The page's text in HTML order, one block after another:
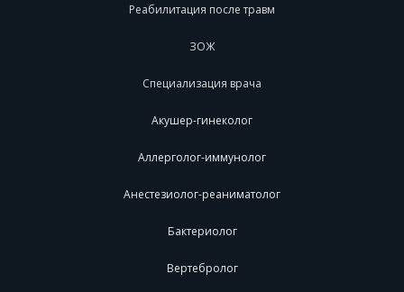
Реабилитация после травм
ЗОЖ
Специализация врача
Акушер-гинеколог
Аллерголог-иммунолог
Анестезиолог-реаниматолог
Бактериолог
Вертебролог